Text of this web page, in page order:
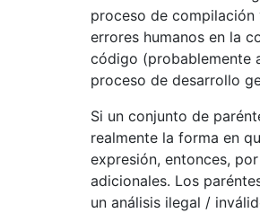
proceso de compilación
errores humanos en la
código (probablemente
proceso de desarrollo
Si un conjunto de
realmente la forma en
expresión, entonces,
adicionales. Los
un análisis ilegal /